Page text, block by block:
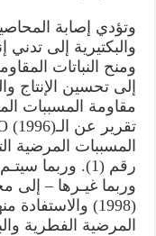
وتؤدي إصابة
والبكتيرية إلى تدني
ومنح النباتات
إلى تحسين الإنتاج
المسببات المرضية
رقم (1). وربما
(1998)
المرضية الفطرية